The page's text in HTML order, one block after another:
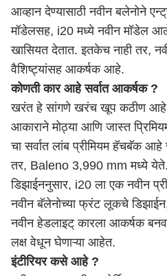
आव्हान देण्यासाठी नवीन बलेनोने
मॉडेलसह, i20 मध्ये नवीन मॉडेल
खासियत देतात. इतकेच नाही तर,
वैशिष्ट्यांसह आकर्षक आहे.
कोणती कार आहे सर्वात आकर्षक ?
खरंत हे सांगणे खरंच खूप कठीण आहे.
आकाराने मोठ्या आणि जास्त
चा सर्वात लांब प्रीमियम हॅचबॅक
तर, Baleno 3,990 mm मध्ये
डिझाईननुसार, i20 ला एक नवीन
नवीन बॅलेनोच्या फ्रंट लूकचे
नवीन हेडलाइट् कारला आकर्षक
लक्ष वेधून घेणाऱ्या आहेत.
इंटीरियर कसे आहे ?